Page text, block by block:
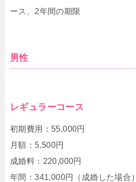
ース、2年間の期限
男性
レギュラーコース
初期費用：55,000円
月額：5,500円
成婚料：220,000円
年間：341,000円（成婚した場合）